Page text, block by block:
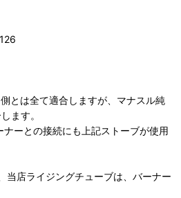
とは全て適合しますが、マナスル純
ます。
ーとの接続にも上記ストーブが使用
当店ライジングチューブは、バーナー